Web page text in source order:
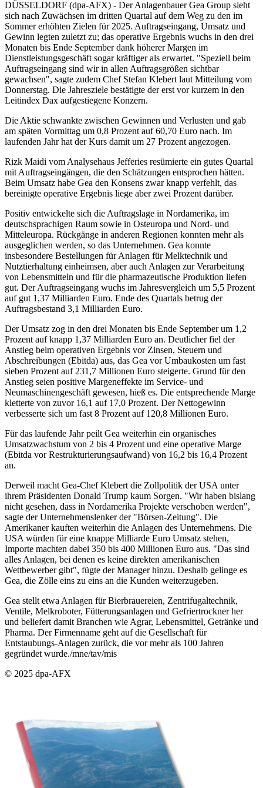
DÜSSELDORF (dpa-AFX) - Der Anlagenbauer Gea Group sieht
sich nach Zuwächsen im dritten Quartal auf dem Weg zu den im
Sommer erhöhten Zielen für 2025. Auftragseingang, Umsatz und
Gewinn legten zuletzt zu; das operative Ergebnis wuchs in den drei
Monaten bis Ende September dank höherer Margen im
Dienstleistungsgeschäft sogar kräftiger als erwartet. "Speziell beim
Auftragseingang sind wir in allen Auftragsgrößen sichtbar
gewachsen", sagte zudem Chef Stefan Klebert laut Mitteilung vom
Donnerstag. Die Jahresziele bestätigte der erst vor kurzem in den
Leitindex Dax aufgestiegene Konzern.
Die Aktie schwankte zwischen Gewinnen und Verlusten und gab
am späten Vormittag um 0,8 Prozent auf 60,70 Euro nach. Im
laufenden Jahr hat der Kurs damit um 27 Prozent angezogen.
Rizk Maidi vom Analysehaus Jefferies resümierte ein gutes Quartal
mit Auftragseingängen, die den Schätzungen entsprochen hätten.
Beim Umsatz habe Gea den Konsens zwar knapp verfehlt, das
bereinigte operative Ergebnis liege aber zwei Prozent darüber.
Positiv entwickelte sich die Auftragslage in Nordamerika, im
deutschsprachigen Raum sowie in Osteuropa und Nord- und
Mitteleuropa. Rückgänge in anderen Regionen konnten mehr als
ausgeglichen werden, so das Unternehmen. Gea konnte
insbesondere Bestellungen für Anlagen für Melktechnik und
Nutztierhaltung einheimsen, aber auch Anlagen zur Verarbeitung
von Lebensmitteln und für die pharmazeutische Produktion liefen
gut. Der Auftragseingang wuchs im Jahresvergleich um 5,5 Prozent
auf gut 1,37 Milliarden Euro. Ende des Quartals betrug der
Auftragsbestand 3,1 Milliarden Euro.
Der Umsatz zog in den drei Monaten bis Ende September um 1,2
Prozent auf knapp 1,37 Milliarden Euro an. Deutlicher fiel der
Anstieg beim operativen Ergebnis vor Zinsen, Steuern und
Abschreibungen (Ebitda) aus, das Gea vor Umbaukosten um fast
sieben Prozent auf 231,7 Millionen Euro steigerte. Grund für den
Anstieg seien positive Margeneffekte im Service- und
Neumaschinengeschäft gewesen, hieß es. Die entsprechende Marge
kletterte von zuvor 16,1 auf 17,0 Prozent. Der Nettogewinn
verbesserte sich um fast 8 Prozent auf 120,8 Millionen Euro.
Für das laufende Jahr peilt Gea weiterhin ein organisches
Umsatzwachstum von 2 bis 4 Prozent und eine operative Marge
(Ebitda vor Restrukturierungsaufwand) von 16,2 bis 16,4 Prozent
an.
Derweil macht Gea-Chef Klebert die Zollpolitik der USA unter
ihrem Präsidenten Donald Trump kaum Sorgen. "Wir haben bislang
nicht gesehen, dass in Nordamerika Projekte verschoben werden",
sagte der Unternehmenslenker der "Börsen-Zeitung". Die
Amerikaner kauften weiterhin die Anlagen des Unternehmens. Die
USA würden für eine knappe Milliarde Euro Umsatz stehen,
Importe machten dabei 350 bis 400 Millionen Euro aus. "Das sind
alles Anlagen, bei denen es keine direkten amerikanischen
Wettbewerber gibt", fügte der Manager hinzu. Deshalb gelinge es
Gea, die Zölle eins zu eins an die Kunden weiterzugeben.
Gea stellt etwa Anlagen für Bierbrauereien, Zentrifugaltechnik,
Ventile, Melkroboter, Fütterungsanlagen und Gefriertrockner her
und beliefert damit Branchen wie Agrar, Lebensmittel, Getränke und
Pharma. Der Firmenname geht auf die Gesellschaft für
Entstaubungs-Anlagen zurück, die vor mehr als 100 Jahren
gegründet wurde./mne/tav/mis
© 2025 dpa-AFX